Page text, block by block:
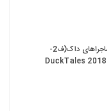
انیمیشن ماجراهای داک(ف2-